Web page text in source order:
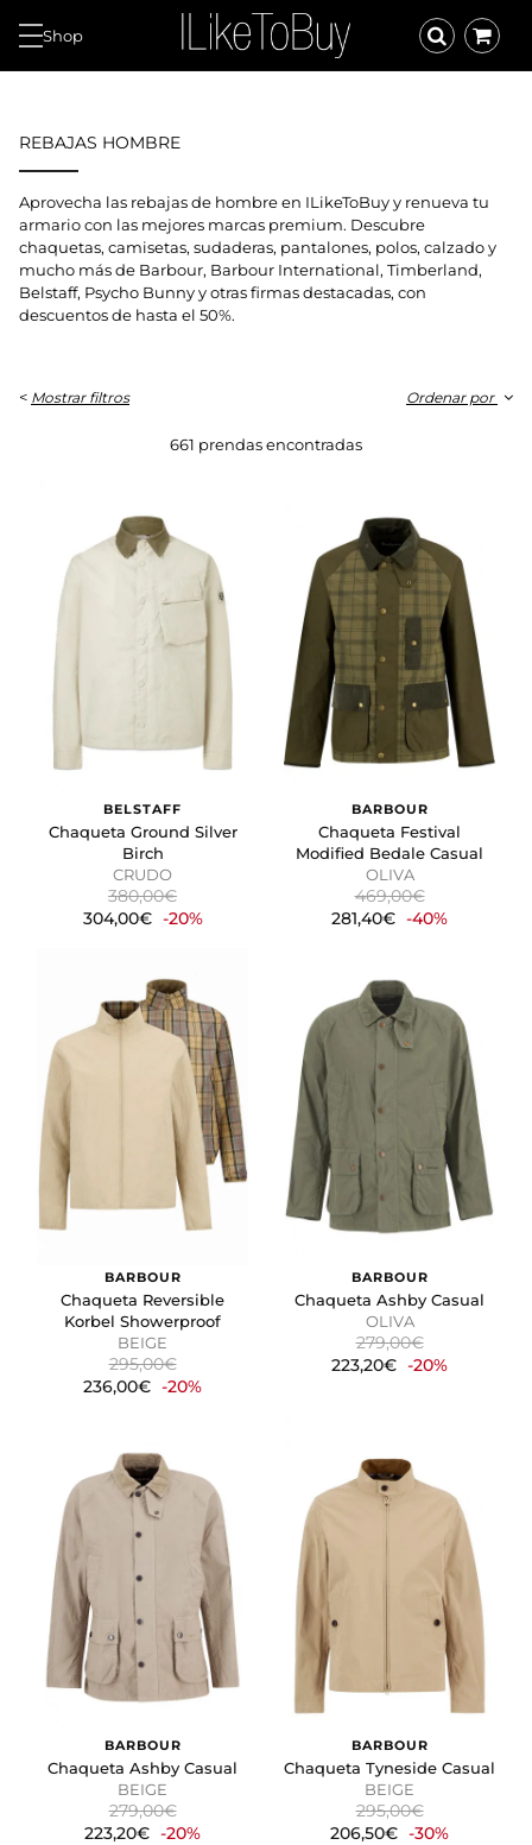
Shop
REBAJAS HOMBRE
Aprovecha las rebajas de hombre en ILikeToBuy y renueva tu
armario con las mejores marcas premium. Descubre
chaquetas, camisetas, sudaderas, pantalones, polos, calzado y
mucho más de Barbour, Barbour International, Timberland,
Belstaff, Psycho Bunny y otras firmas destacadas, con
descuentos de hasta el 50%.
661 prendas encontradas
Ordenar por
< Mostrar filtros
BELSTAFF
Chaqueta Ground Silver
Birch
CRUDO
380,00€
304,00€ -20%
BARBOUR
Chaqueta Festival
Modified Bedale Casual
OLIVA
469,00€
281,40€ -40%
BARBOUR
Chaqueta Reversible
Korbel Showerproof
BEIGE
295,00€
236,00€ -20%
BARBOUR
Chaqueta Ashby Casual
OLIVA
279,00€
223,20€ -20%
BARBOUR
Chaqueta Ashby Casual
BEIGE
279,00€
223,20€ -20%
BARBOUR
Chaqueta Tyneside Casual
BEIGE
295,00€
206,50€ -30%